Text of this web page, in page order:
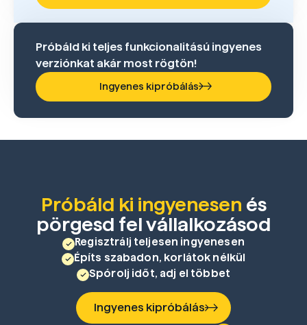
Próbáld ki teljes funkcionalitású ingyenes
verziónkat akár most rögtön!
Ingyenes kipróbálás
Próbáld ki ingyenesen és
pörgesd fel vállalkozásod
Regisztrálj teljesen ingyenesen
Építs szabadon, korlátok nélkül
Spórolj időt, adj el többet
Ingyenes kipróbálás